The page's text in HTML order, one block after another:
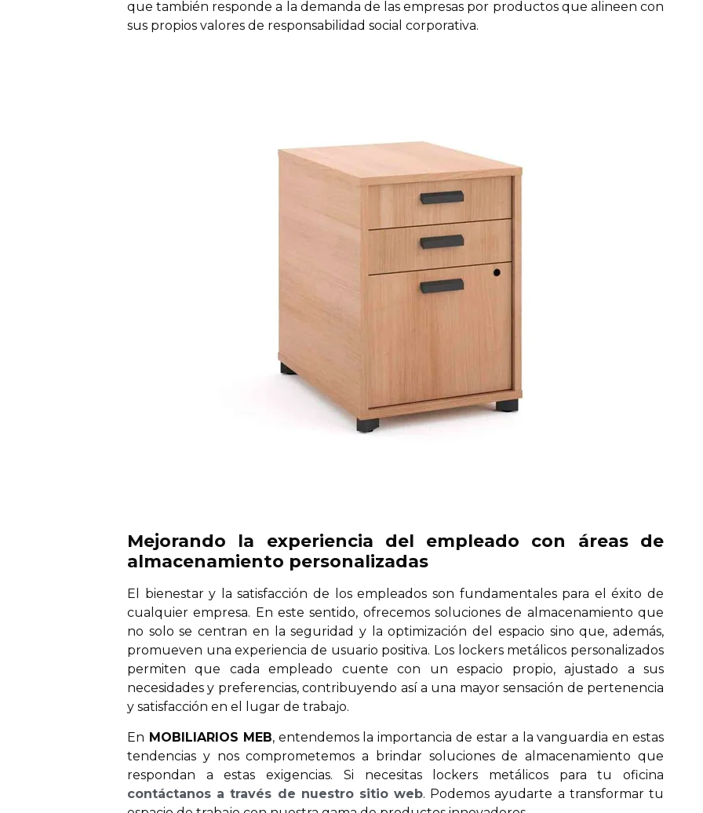
que también responde a la demanda de las empresas por productos que alineen con
sus propios valores de responsabilidad social corporativa.
Mejorando la experiencia del empleado con áreas de
almacenamiento personalizadas
El bienestar y la satisfacción de los empleados son fundamentales para el éxito de
cualquier empresa. En este sentido, ofrecemos soluciones de almacenamiento que
no solo se centran en la seguridad y la optimización del espacio sino que, además,
promueven una experiencia de usuario positiva. Los lockers metálicos personalizados
permiten que cada empleado cuente con un espacio propio, ajustado a sus
necesidades y preferencias, contribuyendo así a una mayor sensación de pertenencia
y satisfacción en el lugar de trabajo.
En MOBILIARIOS MEB, entendemos la importancia de estar a la vanguardia en estas
tendencias y nos comprometemos a brindar soluciones de almacenamiento que
respondan a estas exigencias. Si necesitas lockers metálicos para tu oficina
contáctanos a través de nuestro sitio web. Podemos ayudarte a transformar tu